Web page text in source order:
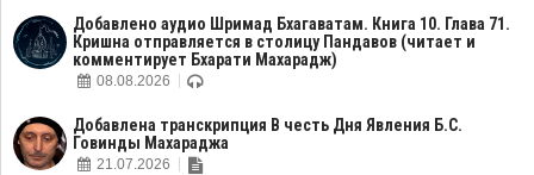
Добавлено аудио Шримад Бхагаватам. Книга 10. Глава 71.
Кришна отправляется в столицу Пандавов (читает и
комментирует Бхарати Махарадж)
08.08.2026
Добавлена транскрипция В честь Дня Явления Б.С.
Говинды Махараджа
21.07.2026